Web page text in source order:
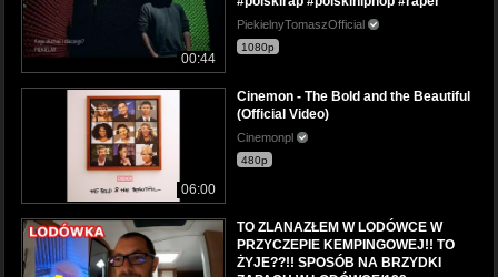
00:44
PiekielnyTomaszOfficial
1080p
06:00
Cinemon - The Bold and the Beautiful
(Official Video)
Cinemonpl
480p
TO ZLANAZŁEM W LODÓWCE W
PRZYCZEPIE KEMPINGOWEJ!! TO
ŻYJE??!! SPOSÓB NA BRZYDKI